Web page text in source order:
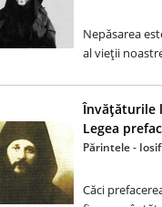
Nepăsarea
al vieţii
Învăţăturile
Legea
Părintele -
Căci